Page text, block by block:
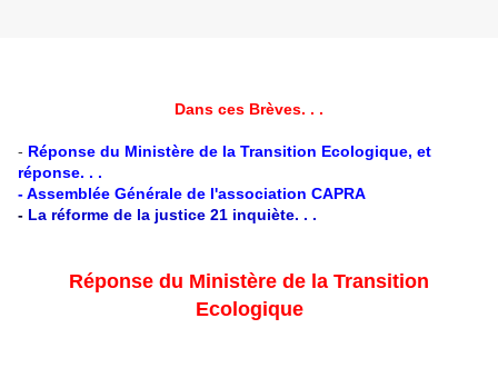
Dans ces Brèves. . .
- Réponse du Ministère de la Transition Ecologique, et
réponse. . .
- Assemblée Générale de l'association CAPRA
- La réforme de la justice 21 inquiète. . .
Réponse du Ministère de la Transition
Ecologique